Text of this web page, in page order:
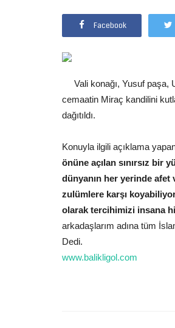
Facebook
Vali konağı, Yusuf paşa,
cemaatin Miraç kandilini
dağıtıldı.
Konuyla ilgili açıklama
önüne açılan sınırsız bir
dünyanın her yerinde afet
zulümlere karşı
olarak tercihimizi insana
arkadaşlarım adına tüm
Dedi.
www.balikligol.com